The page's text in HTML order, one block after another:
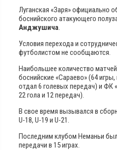
Луганская «Заря» официально
боснийского атакующего
Анджушича.
Условия перехода и
футболистом не сообщаются.
Наибольшее количество
боснийские «Сараево» (64
отдал 6 голевых передач) и ФК
22 гола и 12 передач).
В свое время вызывался в
U-18, U-19 и U-21.
Последним клубом Неманьи
передачи в 15 играх.